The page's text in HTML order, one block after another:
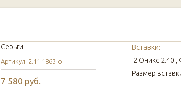
Серьги
Артикул: 2.11.1863-о
7 580 руб.
Вставки:
2 Оникс 2.40
Размер